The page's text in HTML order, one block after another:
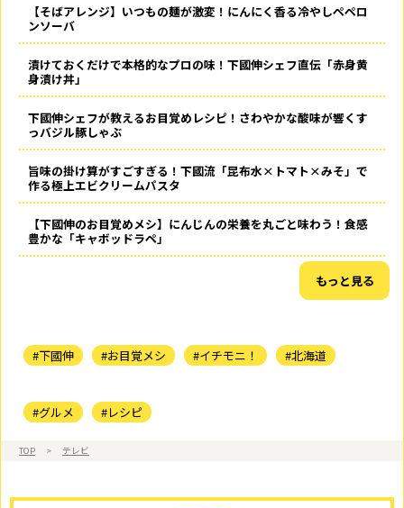
【そばアレンジ】いつもの麺が激変！にんにく香る冷やしペペロ
ンソーバ
漬けておくだけで本格的なプロの味！下國伸シェフ直伝「赤身黄
身漬け丼」
下國伸シェフが教えるお目覚めレシピ！さわやかな酸味が響くす
っバジル豚しゃぶ
旨味の掛け算がすごすぎる！下國流「昆布水×トマト×みそ」で
作る極上エビクリームパスタ
【下國伸のお目覚めメシ】にんじんの栄養を丸ごと味わう！食感
豊かな「キャボッドラペ」
もっと見る
#下國伸 #お目覚メシ #イチモニ！ #北海道
#グルメ #レシピ
TOP > テレビ